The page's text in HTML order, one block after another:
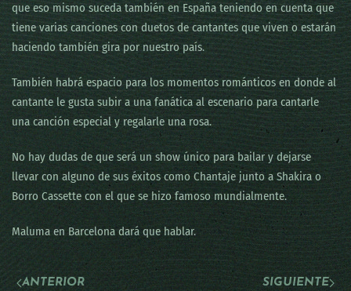
que eso mismo suceda también en España teniendo en cuenta que
tiene varias canciones con duetos de cantantes que viven o estarán
haciendo también gira por nuestro país.
También habrá espacio para los momentos románticos en donde al
cantante le gusta subir a una fanática al escenario para cantarle
una canción especial y regalarle una rosa.
No hay dudas de que será un show único para bailar y dejarse
llevar con alguno de sus éxitos como Chantaje junto a Shakira o
Borro Cassette con el que se hizo famoso mundialmente.
Maluma en Barcelona dará que hablar.
ANTERIOR SIGUIENTE